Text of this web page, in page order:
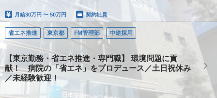
月給30万円 〜 50万円 契約社員
省エネ推進 東京都 FM管理部 中途採用
【東京勤務・省エネ推進・専門職】 環境問題に貢
献！ 病院の「省エネ」をプロデュース／土日祝休み
／未経験歓迎！